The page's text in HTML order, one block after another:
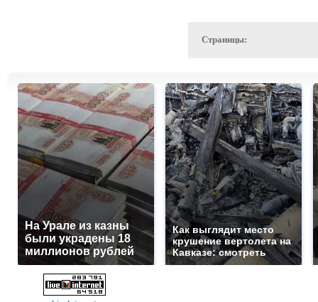
Страницы:
На Урале из казны
были украдены 18
миллионов рублей
Как выглядит место
крушение вертолета на
Кавказе: смотреть